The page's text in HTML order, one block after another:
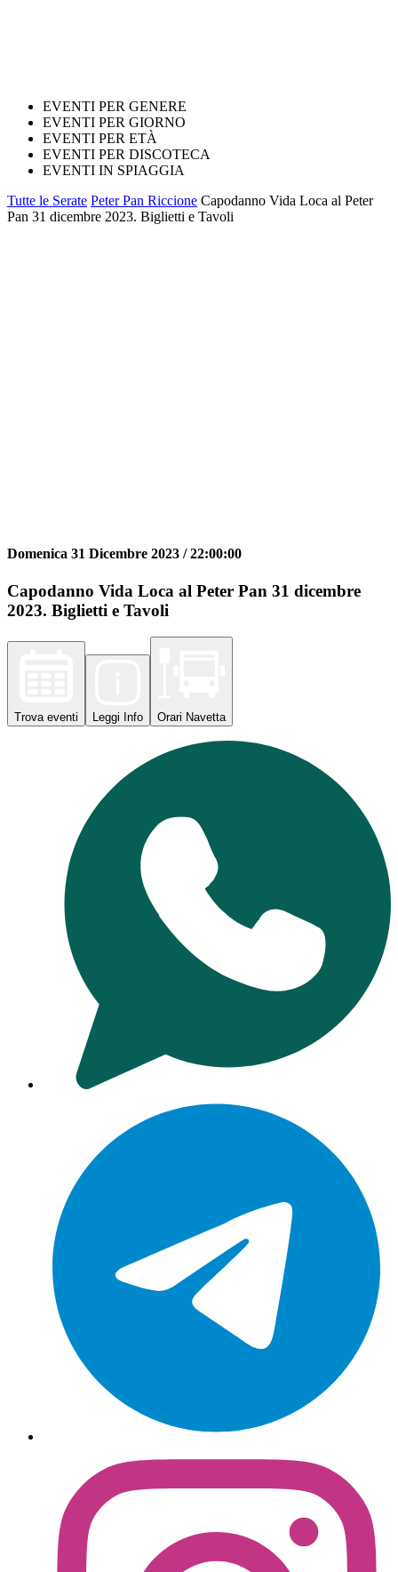
EVENTI PER GENERE
EVENTI PER GIORNO
EVENTI PER ETÀ
EVENTI PER DISCOTECA
EVENTI IN SPIAGGIA
Tutte le Serate Peter Pan Riccione Capodanno Vida Loca al Peter
Pan 31 dicembre 2023. Biglietti e Tavoli
Domenica 31 Dicembre 2023 /22:00:00
Capodanno Vida Loca al Peter Pan 31 dicembre
2023. Biglietti e Tavoli
Trova eventi Leggi Info Orari Navetta